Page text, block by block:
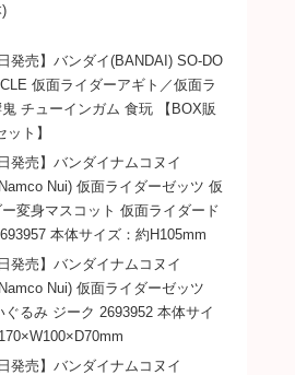
日発売】バンダイ(BANDAI) SO-DO
仮面ライダーアギト／仮面ラ
チューインガム 食玩 【BOX販
ット】
発売】バンダイナムコヌイ
Nui) 仮面ライダーゼッツ 仮
変身マスコット 仮面ライダード
本体サイズ：約H105mm
発売】バンダイナムコヌイ
Nui) 仮面ライダーゼッツ
ぐるみ ジーク 2693952 本体サイ
発売】バンダイナムコヌイ